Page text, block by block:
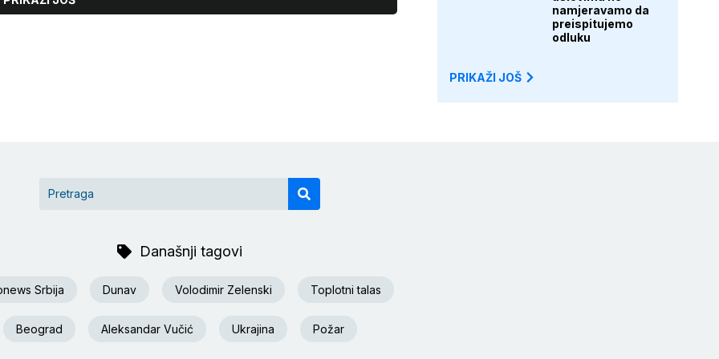
namjeravamo da
preispitujemo
odluku
PRIKAŽI JOŠ
Današnji tagovi
Srbija Dunav Volodimir Zelenski Toplotni talas
Beograd Aleksandar Vučić Ukrajina Požar